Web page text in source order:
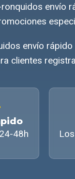
envío
envío
clientes
48h